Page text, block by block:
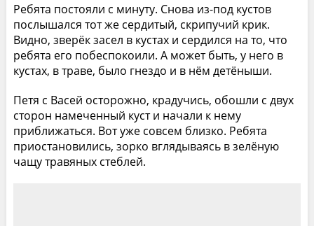
Ребята постояли с минуту. Снова из-под кустов
послышался тот же сердитый, скрипучий крик.
Видно, зверёк засел в кустах и сердился на то, что
ребята его побеспокоили. А может быть, у него в
кустах, в траве, было гнездо и в нём детёныши.
Петя с Васей осторожно, крадучись, обошли с двух
сторон намеченный куст и начали к нему
приближаться. Вот уже совсем близко. Ребята
приостановились, зорко вглядываясь в зелёную
чащу травяных стеблей.